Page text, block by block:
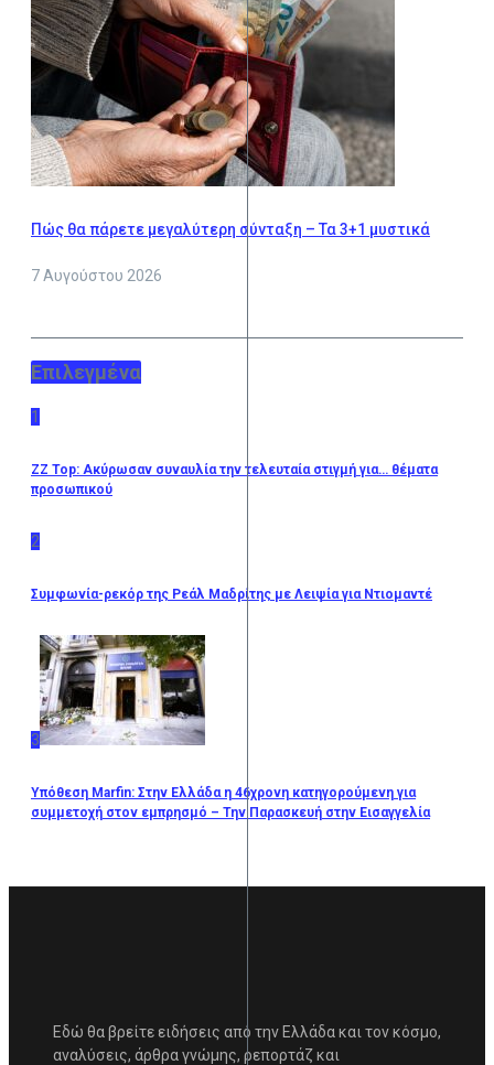
Πώς θα πάρετε μεγαλύτερη σύνταξη – Τα 3+1 μυστικά
7 Αυγούστου 2026
Επιλεγμένα
1
ZZ Top: Ακύρωσαν συναυλία την τελευταία στιγμή για… θέματα
προσωπικού
2
Συμφωνία-ρεκόρ της Ρεάλ Μαδρίτης με Λειψία για Ντιομαντέ
3
Υπόθεση Marfin: Στην Ελλάδα η 46χρονη κατηγορούμενη για
συμμετοχή στον εμπρησμό – Την Παρασκευή στην Εισαγγελία
Εδώ θα βρείτε ειδήσεις από την Ελλάδα και τον κόσμο,
αναλύσεις, άρθρα γνώμης, ρεπορτάζ και